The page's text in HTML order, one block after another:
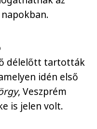
délelőtt tartották
idén első
, Veszprém
is jelen volt.